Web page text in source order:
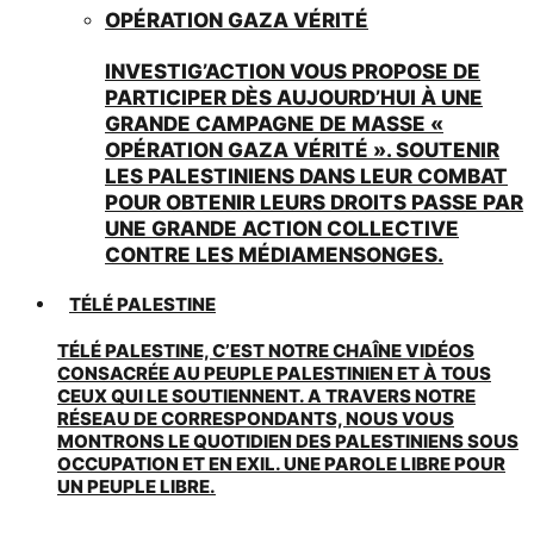
OPÉRATION GAZA VÉRITÉ
INVESTIG’ACTION VOUS PROPOSE DE
PARTICIPER DÈS AUJOURD’HUI À UNE
GRANDE CAMPAGNE DE MASSE «
OPÉRATION GAZA VÉRITÉ ». SOUTENIR
LES PALESTINIENS DANS LEUR COMBAT
POUR OBTENIR LEURS DROITS PASSE PAR
UNE GRANDE ACTION COLLECTIVE
CONTRE LES MÉDIAMENSONGES.
TÉLÉ PALESTINE
TÉLÉ PALESTINE, C’EST NOTRE CHAÎNE VIDÉOS
CONSACRÉE AU PEUPLE PALESTINIEN ET À TOUS
CEUX QUI LE SOUTIENNENT. A TRAVERS NOTRE
RÉSEAU DE CORRESPONDANTS, NOUS VOUS
MONTRONS LE QUOTIDIEN DES PALESTINIENS SOUS
OCCUPATION ET EN EXIL. UNE PAROLE LIBRE POUR
UN PEUPLE LIBRE.